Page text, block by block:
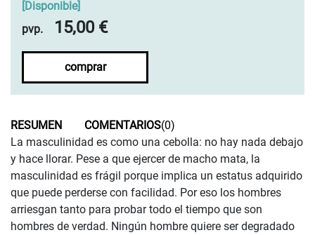
[Disponible]
pvp.
15,00 €
comprar
RESUMEN COMENTARIOS(0)
La masculinidad es como una cebolla: no hay nada debajo
y hace llorar. Pese a que ejercer de macho mata, la
masculinidad es frágil porque implica un estatus adquirido
que puede perderse con facilidad. Por eso los hombres
arriesgan tanto para probar todo el tiempo que son
hombres de verdad. Ningún hombre quiere ser degradado